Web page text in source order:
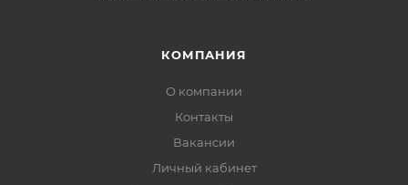
КОМПАНИЯ
О компании
Контакты
Вакансии
Личный кабинет